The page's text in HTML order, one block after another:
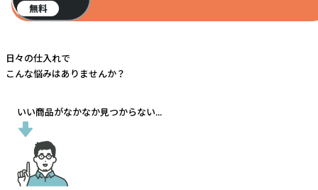
無料
日々の仕入れで
こんな悩みはありませんか？
いい商品がなかなか見つからない...